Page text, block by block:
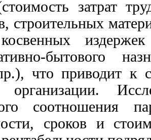
затрат
строительных
бытового
что приводит к
организации.
соотношения
сроков и